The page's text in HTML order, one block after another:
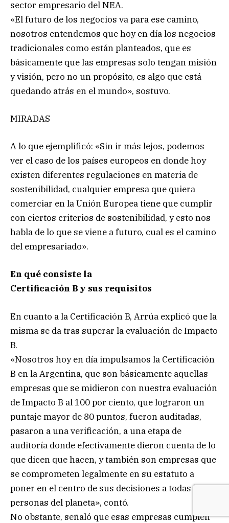
sector empresario del NEA.
«El futuro de los negocios va para ese camino,
nosotros entendemos que hoy en día los negocios
tradicionales como están planteados, que es
básicamente que las empresas solo tengan misión
y visión, pero no un propósito, es algo que está
quedando atrás en el mundo», sostuvo.
MIRADAS
A lo que ejemplificó: «Sin ir más lejos, podemos
ver el caso de los países europeos en donde hoy
existen diferentes regulaciones en materia de
sostenibilidad, cualquier empresa que quiera
comerciar en la Unión Europea tiene que cumplir
con ciertos criterios de sostenibilidad, y esto nos
habla de lo que se viene a futuro, cual es el camino
del empresariado».
En qué consiste la
Certificación B y sus requisitos
En cuanto a la Certificación B, Arrúa explicó que la
misma se da tras superar la evaluación de Impacto
B.
«Nosotros hoy en día impulsamos la Certificación
B en la Argentina, que son básicamente aquellas
empresas que se midieron con nuestra evaluación
de Impacto B al 100 por ciento, que lograron un
puntaje mayor de 80 puntos, fueron auditadas,
pasaron a una verificación, a una etapa de
auditoría donde efectivamente dieron cuenta de lo
que dicen que hacen, y también son empresas que
se comprometen legalmente en su estatuto a
poner en el centro de sus decisiones a todas las
personas del planeta», contó.
No obstante, señaló que esas empresas cumplen